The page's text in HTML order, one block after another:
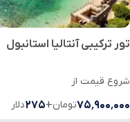
تور ترکیبی آنتالیا استانبول
شروع قیمت از
۷۵٬۹۰۰٬۰۰۰تومان+۲۷۵دلار